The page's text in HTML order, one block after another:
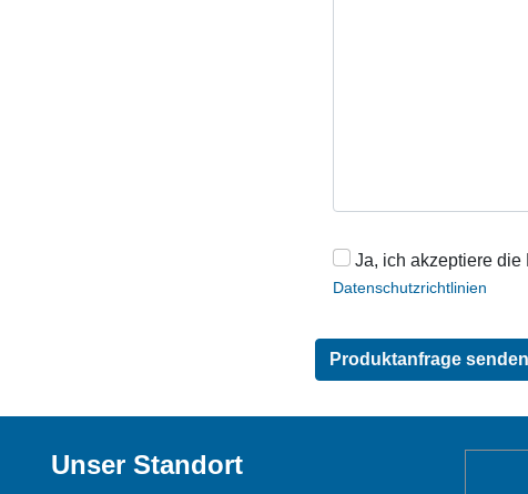
Ja, ich akzeptiere
Datenschutzrichtlinien
Unser Standort